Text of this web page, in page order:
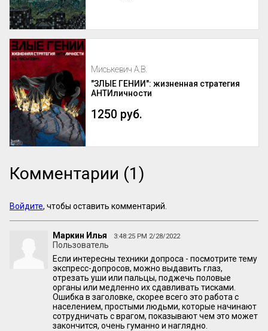
Миськевич А.В.
"ЗЛЫЕ ГЕНИИ": жизненная стратегия
АНТИличности
1250 руб.
Комментарии (1)
Войдите, чтобы оставить комментарий.
Маркин Илья 3:48:25 PM 2/28/2022
Пользователь
Если интересны техники допроса - посмотрите тему
экспресс-допросов, можно выдавить глаз,
отрезать уши или пальцы, поджечь половые
органы или медленно их сдавливать тисками.
Ошибка в заголовке, скорее всего это работа с
населением, простыми людьми, которые начинают
сотрудничать с врагом, показывают чем это может
закончится, очень гуманно и наглядно.